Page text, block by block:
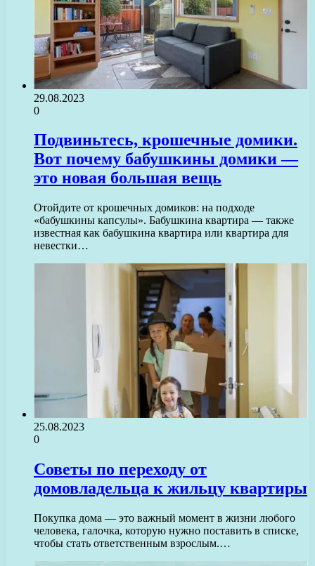
29.08.2023
0
Подвиньтесь, крошечные домики.
Вот почему бабушкины домики —
это новая большая вещь
Отойдите от крошечных домиков: на подходе
«бабушкины капсулы». Бабушкина квартира — также
известная как бабушкина квартира или квартира для
невестки…
25.08.2023
0
Советы по переходу от
домовладельца к жильцу квартиры
Покупка дома — это важный момент в жизни любого
человека, галочка, которую нужно поставить в списке,
чтобы стать ответственным взрослым.…